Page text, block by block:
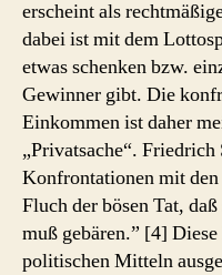
erscheint als
dabei ist mit dem
etwas schenken bzw.
Gewinner gibt. Die
Einkommen ist daher
„Privatsache“.
Konfrontationen mit
Fluch der bösen Tat,
muß gebären.” [4]
politischen Mitteln